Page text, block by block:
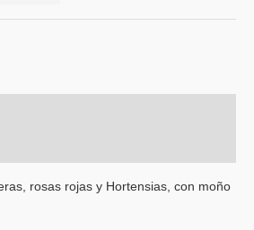
rosas rojas y Hortensias, con moño